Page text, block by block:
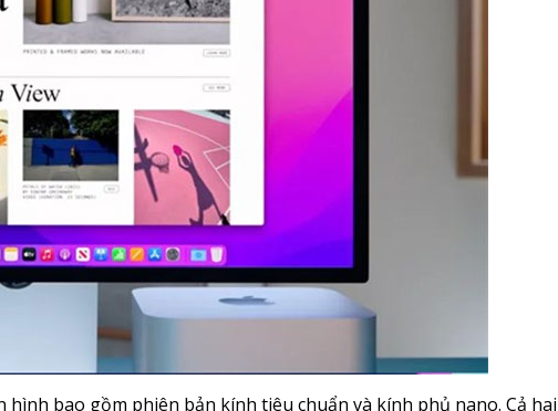
bao gồm phiên bản kính tiêu chuẩn và kính phủ nano. Cả hai